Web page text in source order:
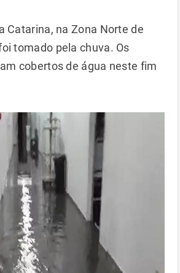
Catarina, na Zona Norte de
tomado pela chuva. Os
cobertos de água neste fim